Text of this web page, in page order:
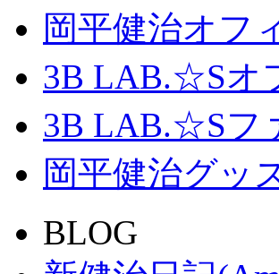
岡平健治オフ
3B LAB.☆Sオ
3B LAB.☆Sフ
岡平健治グッ
BLOG